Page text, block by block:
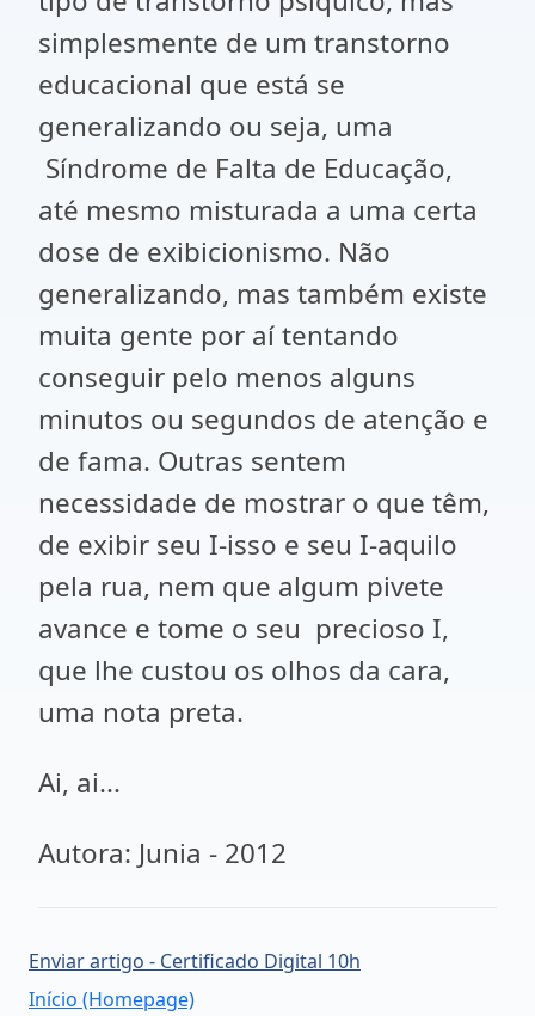
simplesmente de um transtorno
educacional que está se
generalizando ou seja, uma
Síndrome de Falta de Educação,
até mesmo misturada a uma certa
dose de exibicionismo. Não
generalizando, mas também existe
muita gente por aí tentando
conseguir pelo menos alguns
minutos ou segundos de atenção e
de fama. Outras sentem
necessidade de mostrar o que têm,
de exibir seu I-isso e seu I-aquilo
pela rua, nem que algum pivete
avance e tome o seu precioso I,
que lhe custou os olhos da cara,
uma nota preta.
Ai, ai...
Autora: Junia - 2012
Enviar artigo - Certificado Digital 10h
Início (Homepage)